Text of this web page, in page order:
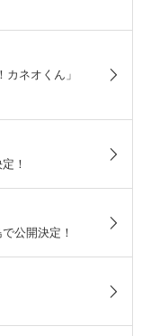
ネオくん」
！
公開決定！